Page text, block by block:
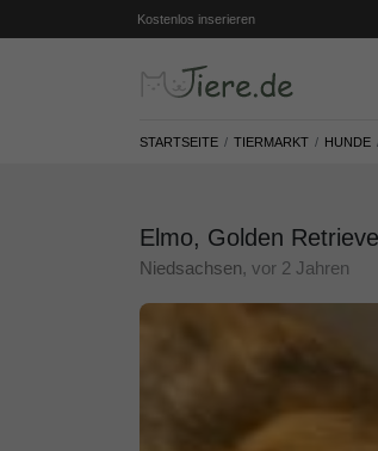
Kostenlos inserieren
STARTSEITE TIERMARKT HUNDE
Elmo, Golden
Niedsachsen, vor 2 Jahren